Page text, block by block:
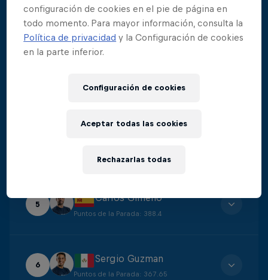
2
Constantin Popovici
Puntos de la Parada :422.3
5
Carlos Gimeno
Puntos de la Parada: 388.4
6
Sergio Guzman
Puntos de la Parada: 367.65
configuración de cookies en el pie de página en
todo momento. Para mayor información, consulta la
Política de privacidad y la Configuración de cookies
en la parte inferior.
Configuración de cookies
Rechazarlas todas
Aceptar todas las cookies